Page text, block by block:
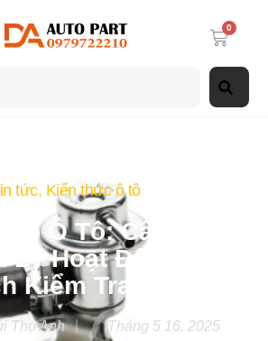
0
tức, Kiến thức ô tô
Áp Ô Tô: Cấu Tạo,
Lý Hoạt Động Và
Kiểm Tra Lỗi
Thọ Anh Tháng 5 16, 2025